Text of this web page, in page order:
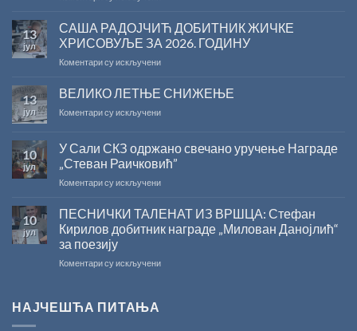
поводом
резултата
конкурса
Министарства
за
капиталних
на
српском
језику
13
јул
САША РАДОЈЧИЋ ДОБИТНИК ЖИЧКЕ
ХРИСОВУЉЕ ЗА 2026. ГОДИНУ
Коментари су искљученина
РАДОЈЧИЋ
ДОБИТНИК
ЖИЧКЕ
2026.
ГОДИНУ
13
јул
ВЕЛИКО ЛЕТЊЕ СНИЖЕЊЕ
Коментари су искљученина
СНИЖЕЊЕ
10
јул
У Сали СКЗ одржано свечано уручење Награде
„Стеван Раичковић”
Коментари су искљученина
Сали
СКЗ
одржано
уручење
10
јул
ПЕСНИЧКИ ТАЛЕНАТ ИЗ ВРШЦА: Стефан
Кирилов добитник награде „Милован Данојлић“
за поезију
Коментари су искљученина
НАЈЧЕШЋА ПИТАЊА